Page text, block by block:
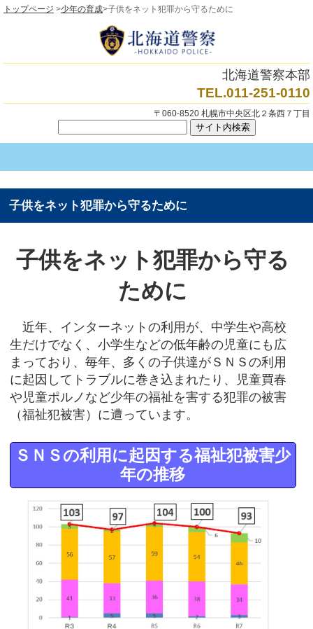
トップページ >少年の育成>子供をネット犯罪から守るために
北海道警察本部
TEL.011-251-0110
〒060-8520 札幌市中央区北２条西７丁目
子供をネット犯罪から守るために
子供をネット犯罪から守る
ために
近年、インターネットの利用が、中学生や高校
生だけでなく、小学生などの低年齢の児童にも広
まっており、毎年、多くの子供達がＳＮＳの利用
に起因してトラブルに巻き込まれたり、児童買春
や児童ポルノなど少年の福祉を害する犯罪の被害
（福祉犯被害）に遭っています。
ＳＮＳの利用に起因する福祉犯被害少
年の推移